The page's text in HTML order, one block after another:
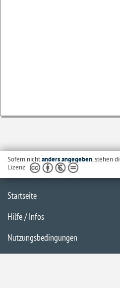
Sofern nichtanders angegeben, stehen
Lizenz
Startseite
Hilfe / Infos
Nutzungsbedingungen